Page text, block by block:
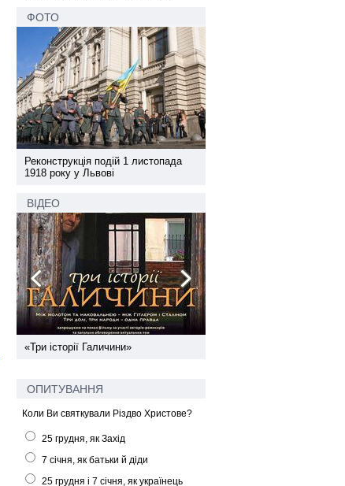
ФОТО
Реконструкція подій 1 листопада
1918 року у Львові
ВІДЕО
«Три історії Галичини»
ОПИТУВАННЯ
Коли Ви святкували Різдво Христове?
25 грудня, як Захід
7 січня, як батьки й діди
25 грудня і 7 січня, як українець